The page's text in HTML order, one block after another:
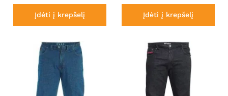
Įdėti į krepšelį Įdėti į krepšelį